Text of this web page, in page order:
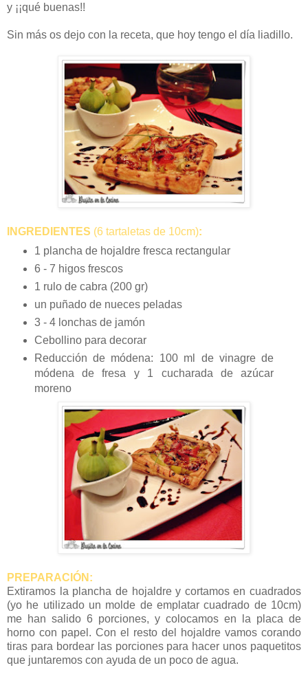
y ¡¡qué buenas!!
Sin más os dejo con la receta, que hoy tengo el día liadillo.
INGREDIENTES (6 tartaletas de 10cm):
1 plancha de hojaldre fresca rectangular
6 - 7 higos frescos
1 rulo de cabra (200 gr)
un puñado de nueces peladas
3 - 4 lonchas de jamón
Cebollino para decorar
Reducción de módena: 100 ml de vinagre de
módena de fresa y 1 cucharada de azúcar
moreno
PREPARACIÓN:
Extiramos la plancha de hojaldre y cortamos en cuadrados
(yo he utilizado un molde de emplatar cuadrado de 10cm)
me han salido 6 porciones, y colocamos en la placa de
horno con papel. Con el resto del hojaldre vamos corando
tiras para bordear las porciones para hacer unos paquetitos
que juntaremos con ayuda de un poco de agua.